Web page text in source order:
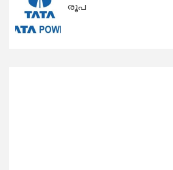
രൂപ